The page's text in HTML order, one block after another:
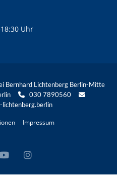
Uhr
Bernhard Lichtenberg Berlin-Mitte
030 7890560 
lichtenberg.berlin
Impressum